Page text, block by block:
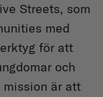
Streets, som
med
för att
och
mission är att